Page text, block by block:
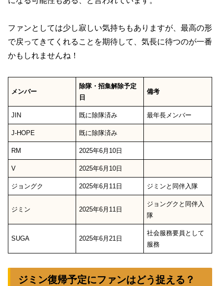
ファンとしては少し寂しい気持ちもありますが、最高の形
で戻ってきてくれることを期待して、気長に待つのが一番
かもしれませんね！
メンバー
除隊・招集解除予定
日
備考
JIN 既に除隊済み 最年長メンバー
J-HOPE 既に除隊済み
RM 2025年6月10日
V 2025年6月10日
ジョングク 2025年6月11日 ジミンと同伴入隊
ジミン 2025年6月11日
ジョングクと同伴入
隊
SUGA 2025年6月21日
社会服務要員として
服務
ジミン復帰予定にファンはどう捉える？